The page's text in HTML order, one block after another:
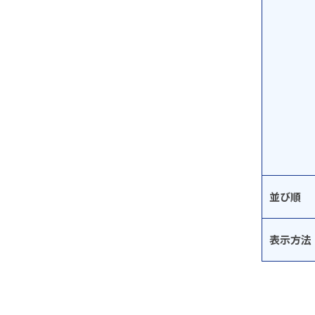
並び順
表示方法